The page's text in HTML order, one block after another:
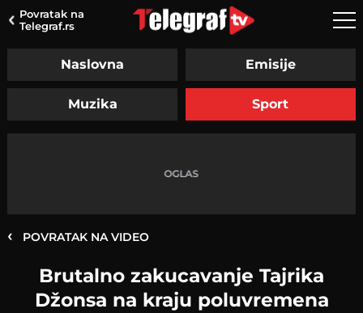
Povratak na
Telegraf.rs
Naslovna Emisije
Muzika Sport
‹ POVRATAK NA VIDEO
Brutalno zakucavanje Tajrika
Džonsa na kraju poluvremena